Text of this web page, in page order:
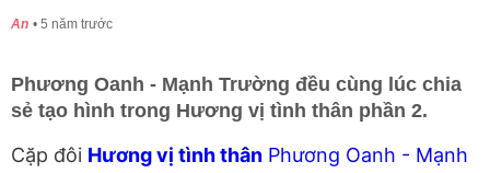
An 5 năm trước
Phương Oanh - Mạnh Trường đều cùng lúc chia
sẻ tạo hình trong Hương vị tình thân phần 2.
Cặp đôi Hương vị tình thân Phương Oanh - Mạnh